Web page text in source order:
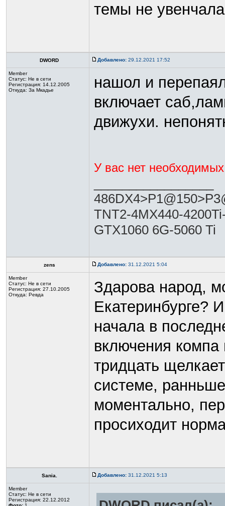
темы не
DWORD Добавлено: 29.12.2021 17:52
Member
Статус: Не в сети
Регистрация: 14.12.2005
Откуда: За Мкадье
нашол и
включает
движухи.
У вас нет
TNT2-4MX440-
GTX1060 6G-5060 Ti
zens Добавлено: 31.12.2021 5:04
Member
Статус: Не в сети
Регистрация: 27.10.2005
Откуда: Ревда
Здарова народ,
Екатеринбурге?
начала в
включения компа
тридцать
системе,
моментально,
просиходит
Sania. Добавлено: 31.12.2021 5:13
Member
Статус: Не в сети
Регистрация: 22.12.2012